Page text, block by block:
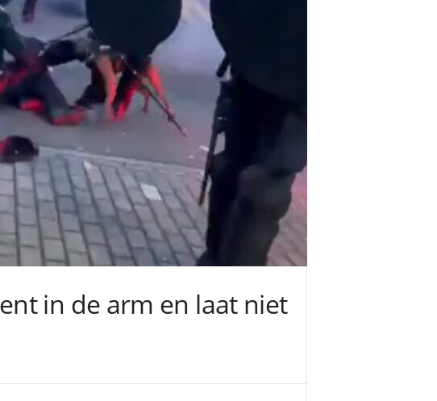
in de arm en laat niet